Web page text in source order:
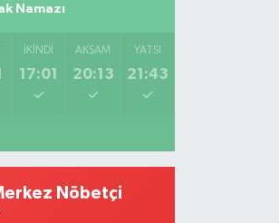
Namazı
İKINDI
17:01
AKŞAM
20:13
YATSI
21:43
Nöbetçi